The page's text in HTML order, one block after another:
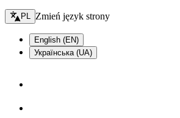
Zmień język - bieżący:
PL Zmień język strony
English (EN)
Українська (UA)